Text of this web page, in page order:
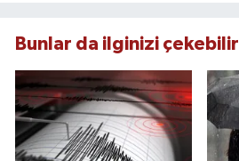
Bunlar da ilginizi çekebilir